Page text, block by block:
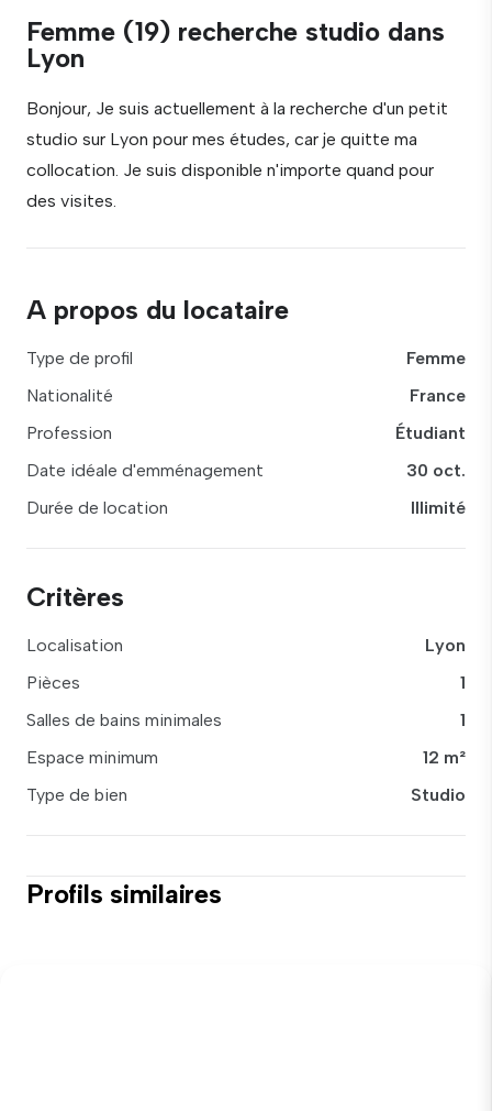
Femme (19) recherche studio dans
Lyon
Bonjour, Je suis actuellement à la recherche d'un petit
studio sur Lyon pour mes études, car je quitte ma
collocation. Je suis disponible n'importe quand pour
des visites.
A propos du locataire
Type de profil
Femme
Nationalité
France
Profession
Étudiant
Date idéale d'emménagement
30 oct.
Durée de location
Illimité
Critères
Localisation
Lyon
Pièces
1
Salles de bains minimales
1
Espace minimum
12 m²
Type de bien
Studio
Profils similaires